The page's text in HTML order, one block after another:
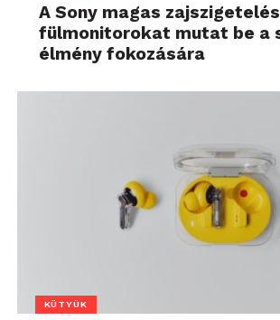
A Sony magas
fülmonitorokat mutat be a
élmény fokozására
KÜTYÜK